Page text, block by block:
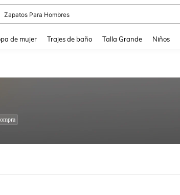
Zapatos Para Hombres
de mujer Trajes de baño Talla Grande Niños